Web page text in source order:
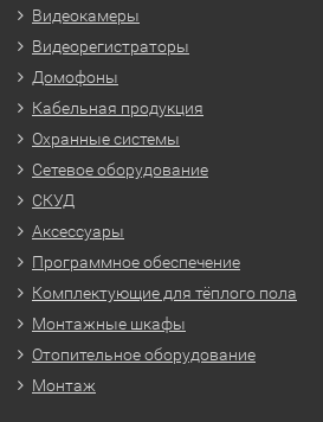
Видеокамеры
Видеорегистраторы
Домофоны
Кабельная продукция
Охранные системы
Сетевое оборудование
СКУД
Аксессуары
Программное обеспечение
Комплектующие для тёплого пола
Монтажные шкафы
Отопительное оборудование
Монтаж